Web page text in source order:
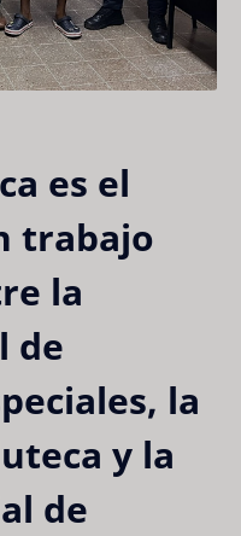
es el
trabajo
la
de
la
y la
de